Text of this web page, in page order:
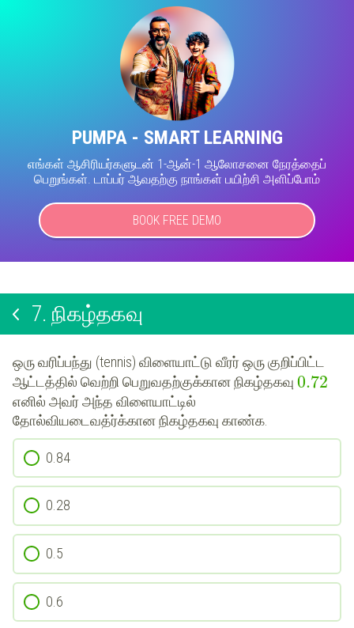
PUMPA - SMART LEARNING
எங்கள் ஆசிரியர்களுடன் 1-ஆன்-1 ஆலோசனை நேரத்தைப்
பெறுங்கள். டாப்பர் ஆவதற்கு நாங்கள் பயிற்சி அளிப்போம்
BOOK FREE DEMO
7. நிகழ்தகவு
ஒரு வரிப்பந்து (tennis) விளையாட்டு வீரர் ஒரு குறிப்பிட்ட
ஆட்டத்தில் வெற்றி பெறுவதற்குக்கான நிகழ்தகவு 0.72
எனில் அவர் அந்த விளையாட்டில்
தோல்வியடைவத்ர்க்கான நிகழ்தகவு காண்க.
0.84
0.28
0.5
0.6